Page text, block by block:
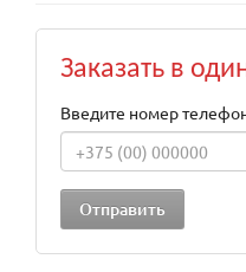
Заказать в
Введите номер